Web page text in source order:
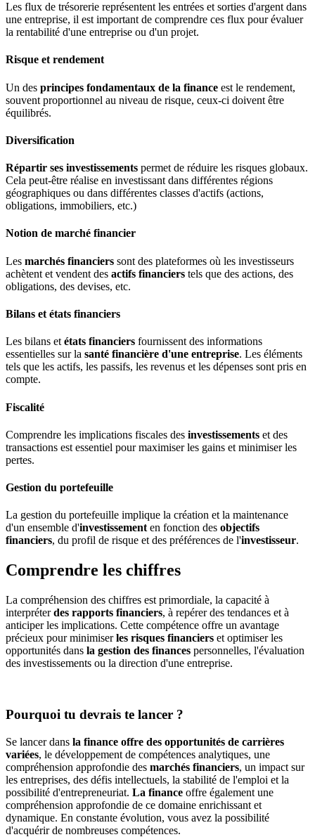
Les flux de trésorerie représentent les entrées et sorties d'argent dans
une entreprise, il est important de comprendre ces flux pour évaluer
la rentabilité d'une entreprise ou d'un projet.
Risque et rendement
Un des principes fondamentaux de la finance est le rendement,
souvent proportionnel au niveau de risque, ceux-ci doivent être
équilibrés.
Diversification
Répartir ses investissements permet de réduire les risques globaux.
Cela peut-être réalise en investissant dans différentes régions
géographiques ou dans différentes classes d'actifs (actions,
obligations, immobiliers, etc.)
Notion de marché financier
Les marchés financiers sont des plateformes où les investisseurs
achètent et vendent des actifs financiers tels que des actions, des
obligations, des devises, etc.
Bilans et états financiers
Les bilans et états financiers fournissent des informations
essentielles sur la santé financière d'une entreprise. Les éléments
tels que les actifs, les passifs, les revenus et les dépenses sont pris en
compte.
Fiscalité
Comprendre les implications fiscales des investissements et des
transactions est essentiel pour maximiser les gains et minimiser les
pertes.
Gestion du portefeuille
La gestion du portefeuille implique la création et la maintenance
d'un ensemble d'investissement en fonction des objectifs
financiers, du profil de risque et des préférences de l'investisseur.
Comprendre les chiffres
La compréhension des chiffres est primordiale, la capacité à
interpréterdes rapports financiers, à repérer des tendances et à
anticiper les implications. Cette compétence offre un avantage
précieux pour minimiserles risques financiers et optimiser les
opportunités dans la gestion des finances personnelles, l'évaluation
des investissements ou la direction d'une entreprise.
Pourquoi tu devrais te lancer ?
Se lancer dans la finance offre des opportunités de carrières
variées, le développement de compétences analytiques, une
compréhension approfondie des marchés financiers, un impact sur
les entreprises, des défis intellectuels, la stabilité de l'emploi et la
possibilité d'entrepreneuriat. La finance offre également une
compréhension approfondie de ce domaine enrichissant et
dynamique. En constante évolution, vous avez la possibilité
d'acquérir de nombreuses compétences.